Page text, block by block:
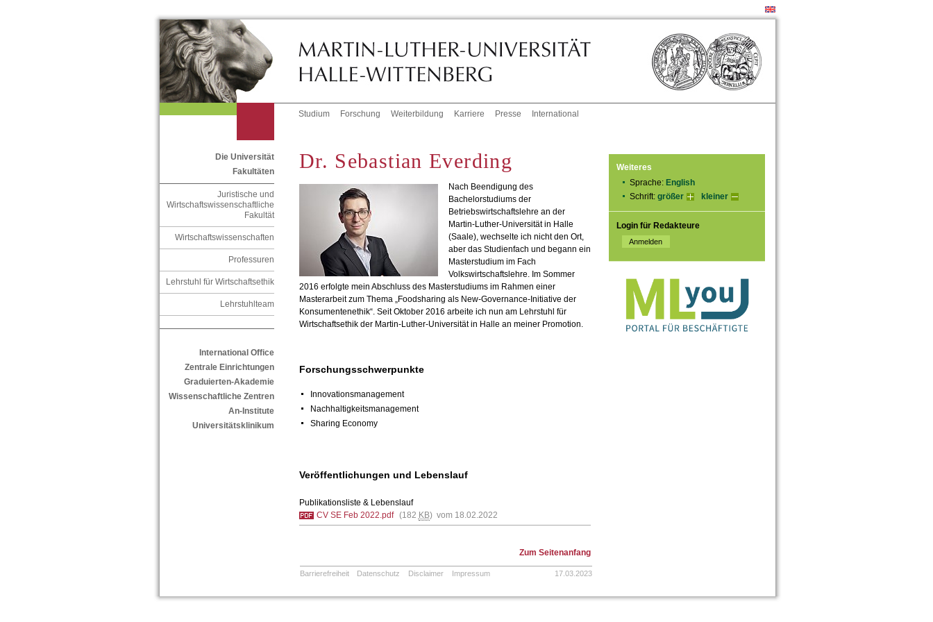
Studium Forschung Weiterbildung Karriere Presse International
Die Universität
Fakultäten
Juristische und
Wirtschaftswissenschaftliche
Fakultät
Wirtschaftswissenschaften
Professuren
Lehrstuhl für Wirtschaftsethik
Lehrstuhlteam
International Office
Zentrale Einrichtungen
Graduierten-Akademie
Wissenschaftliche Zentren
An-Institute
Universitätsklinikum
Weiteres
Sprache: English
Schrift: größer kleiner
Login für Redakteure
Dr. Sebastian Everding
Nach Beendigung des
Bachelorstudiums der
Betriebswirtschaftslehre an der
Martin-Luther-Universität in Halle
(Saale), wechselte ich nicht den Ort,
aber das Studienfach und begann ein
Masterstudium im Fach
Volkswirtschaftslehre. Im Sommer
2016 erfolgte mein Abschluss des Masterstudiums im Rahmen einer
Masterarbeit zum Thema „Foodsharing als New-Governance-Initiative der
Konsumentenethik“. Seit Oktober 2016 arbeite ich nun am Lehrstuhl für
Wirtschaftsethik der Martin-Luther-Universität in Halle an meiner Promotion.
Forschungsschwerpunkte
Innovationsmanagement
Nachhaltigkeitsmanagement
Sharing Economy
Veröffentlichungen und Lebenslauf
Publikationsliste & Lebenslauf
CV SE Feb 2022.pdf (182 KB) vom 18.02.2022
Zum Seitenanfang
Barrierefreiheit Datenschutz Disclaimer Impressum 17.03.2023